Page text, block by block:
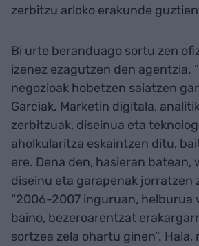
zerbitzu arloko erakunde
Bi urte beranduago sortu zen
izenez ezagutzen den agentzia.
negozioak hobetzen saiatzen
Garciak. Marketin digitala,
zerbitzuak, diseinua eta
aholkularitza eskaintzen ditu,
ere. Dena den, hasieran batean,
diseinu eta garapenak jorratzen
“2006-2007 inguruan, helburua
baino, bezeroarentzat
sortzea zela ohartu ginen”. Hala,